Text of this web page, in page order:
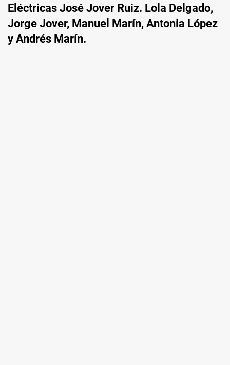
Eléctricas José Jover Ruiz. Lola Delgado,
Jorge Jover, Manuel Marín, Antonia López
y Andrés Marín.